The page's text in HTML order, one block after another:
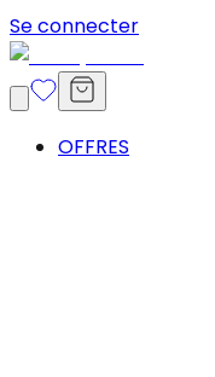
Se connecter
OFFRES